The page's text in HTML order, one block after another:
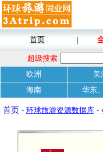
首页
超级搜索
欧洲
美
海南
华东
首页 - 环球旅游资源数据库 -